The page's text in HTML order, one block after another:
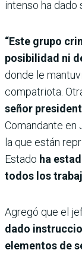
intenso ha dado
“Este grupo
posibilidad ni
donde le
compatriota.
señor
Comandante en
la que están
Estado ha
todos los
Agregó que el
dado
elementos de